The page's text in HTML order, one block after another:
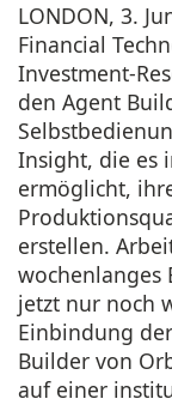
LONDON, 3.
Financial
Investment-
den Agent
Insight, die es
ermöglicht,
erstellen.
wochenlanges
jetzt nur noch
Einbindung
Builder von
auf einer